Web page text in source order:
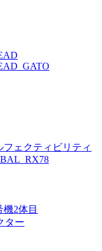
ェクティビリティ
2体目
ター